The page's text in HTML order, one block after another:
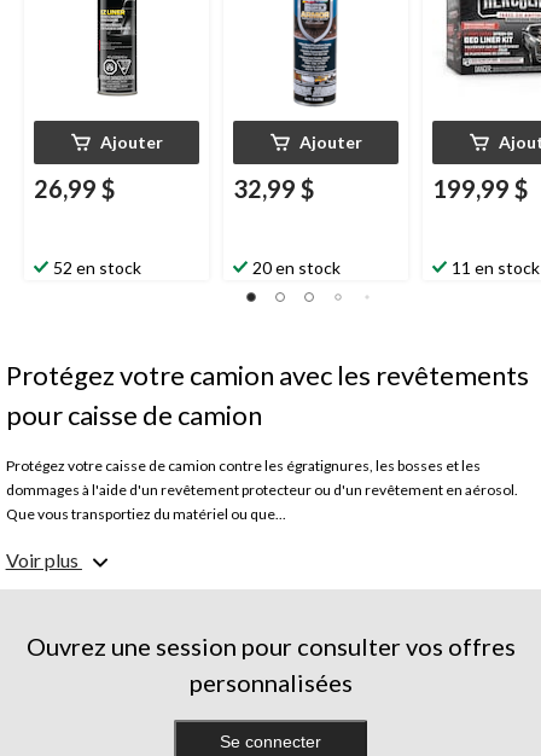
Ajouter
26,99 $
52 en stock
Ajouter
32,99 $
20 en stock
199,99 $
11 en stock
Protégez votre camion avec les revêtements
pour caisse de camion
Protégez votre caisse de camion contre les égratignures, les bosses et les
dommages à l'aide d'un revêtement protecteur ou d'un revêtement en aérosol.
Que vous transportiez du matériel ou que...
Nos revêtements de caisse de camion par vaporisation forment une barrière
solide et sans couture qui résiste au chargement et aux intempéries. Le processus
plus grande surface par rapport aux modèles encastrables. Pour une résistance
ultime aux rayures et aux bosses, pensez à nos revêtements durables pour
Voir plus
Ouvrez une session pour consulter vos offres
personnalisées
Se connecter